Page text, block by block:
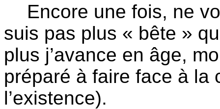
Encore une fois, ne
suis pas plus « bête »
plus j’avance en âge,
préparé à faire face à la
l’existence).